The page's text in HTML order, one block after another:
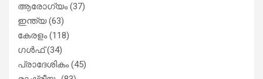
ആരോഗ്യം(37)
ഇന്ത്യ(63)
കേരളം(118)
ഗൾഫ്(34)
പ്രാദേശികം(45)